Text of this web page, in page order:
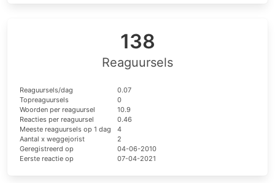
138
Reaguursels
Reaguursels/dag
0.07
Topreaguursels
0
Woorden per reaguursel
10.9
Reacties per reaguursel
0.46
Meeste reaguursels op 1 dag
4
Aantal x weggejorist
2
Geregistreerd op
04-06-2010
Eerste reactie op
07-04-2021